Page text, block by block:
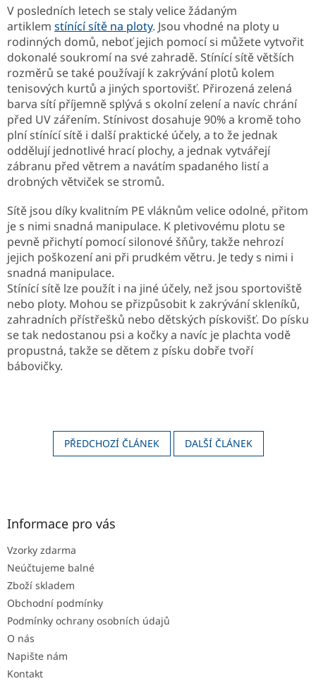
V posledních letech se staly velice žádaným
artiklem stínící sítě na ploty. Jsou vhodné na ploty u
rodinných domů, neboť jejich pomocí si můžete vytvořit
dokonalé soukromí na své zahradě. Stínící sítě větších
rozměrů se také používají k zakrývání plotů kolem
tenisových kurtů a jiných sportovišť. Přirozená zelená
barva sítí příjemně splývá s okolní zelení a navíc chrání
před UV zářením. Stínivost dosahuje 90% a kromě toho
plní stínící sítě i další praktické účely, a to že jednak
oddělují jednotlivé hrací plochy, a jednak vytvářejí
zábranu před větrem a navátím spadaného listí a
drobných větviček se stromů.
Sítě jsou díky kvalitním PE vláknům velice odolné, přitom
je s nimi snadná manipulace. K pletivovému plotu se
pevně přichytí pomocí silonové šňůry, takže nehrozí
jejich poškození ani při prudkém větru. Je tedy s nimi i
snadná manipulace.
Stínící sítě lze použít i na jiné účely, než jsou sportoviště
nebo ploty. Mohou se přizpůsobit k zakrývání skleníků,
zahradních přístřešků nebo dětských pískovišť. Do písku
se tak nedostanou psi a kočky a navíc je plachta vodě
propustná, takže se dětem z písku dobře tvoří
bábovičky.
PŘEDCHOZÍ ČLÁNEK DALŠÍ ČLÁNEK
Informace pro vás
Vzorky zdarma
Neúčtujeme balné
Zboží skladem
Obchodní podmínky
Podmínky ochrany osobních údajů
O nás
Napište nám
Kontakt